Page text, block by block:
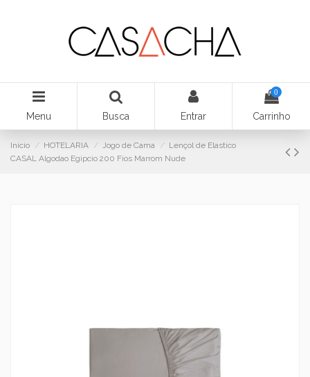
Menu Busca Entrar
0
Carrinho
Início HOTELARIA Jogo de Cama
Lençol de Elastico
CASAL Algodao Egipcio 200 Fios Marrom Nude